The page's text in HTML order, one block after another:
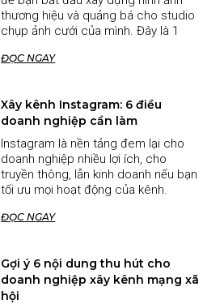
thương hiệu và quảng bá cho studio
chụp ảnh cưới của mình. Đây là 1
ĐỌC NGAY
Xây kênh Instagram: 6 điều
doanh nghiệp cần làm
Instagram là nền tảng đem lại cho
doanh nghiệp nhiều lợi ích, cho
truyền thông, lẫn kinh doanh nếu bạn
tối ưu mọi hoạt động của kênh.
ĐỌC NGAY
Gợi ý 6 nội dung thu hút cho
doanh nghiệp xây kênh mạng xã
hội